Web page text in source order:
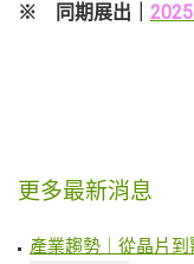
※ 同期展出｜
更多最新消息
產業趨勢｜從晶片